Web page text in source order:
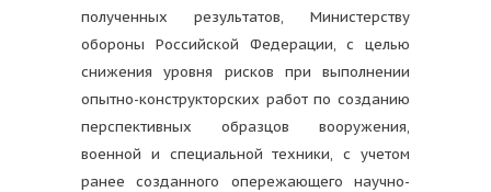
полученных результатов, Министерству
обороны Российской Федерации, с целью
снижения уровня рисков при выполнении
опытно-конструкторских работ по созданию
перспективных образцов вооружения,
военной и специальной техники, с учетом
ранее созданного опережающего научно-